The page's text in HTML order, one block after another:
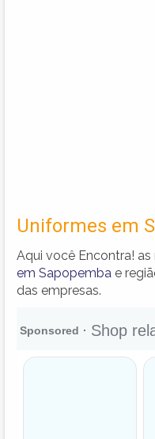
Uniformes em
Aqui você Encontra!
em Sapopemba e
das empresas.